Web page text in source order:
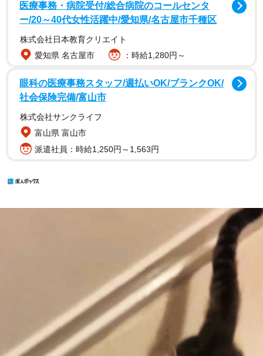
医療事務・病院受付/総合病院のコールセンタ
ー/20～40代女性活躍中/愛知県/名古屋市千種区
株式会社日本教育クリエイト
愛知県 名古屋市
：時給1,280円～
眼科の医療事務スタッフ/週払いOK/ブランクOK/
社会保険完備/富山市
株式会社サンクライフ
富山県 富山市
派遣社員：時給1,250円～1,563円